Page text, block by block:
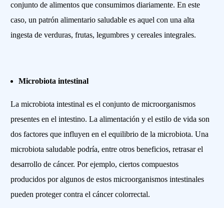
conjunto de alimentos que consumimos diariamente. En este
caso, un patrón alimentario saludable es aquel con una alta
ingesta de verduras, frutas, legumbres y cereales integrales.
Microbiota intestinal
La microbiota intestinal es el conjunto de microorganismos
presentes en el intestino. La alimentación y el estilo de vida son
dos factores que influyen en el equilibrio de la microbiota. Una
microbiota saludable podría, entre otros beneficios, retrasar el
desarrollo de cáncer. Por ejemplo, ciertos compuestos
producidos por algunos de estos microorganismos intestinales
pueden proteger contra el cáncer colorrectal.